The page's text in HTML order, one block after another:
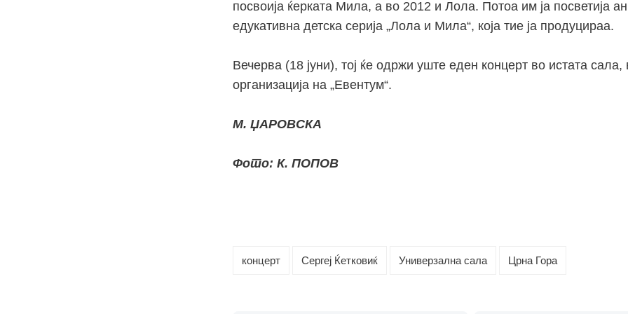
посвоија ќерката Мила, а во 2012 и Лола. Потоа им ја посветија
едукативна детска серија „Лола и Мила“, која тие ја продуцираа.
Вечерва (18 јуни), тој ќе одржи уште еден концерт во истата сала,
организација на „Евентум“.
М. ЏАРОВСКА
Фото: К. ПОПОВ
концерт Сергеј Ќетковиќ Универзална сала Црна Гора